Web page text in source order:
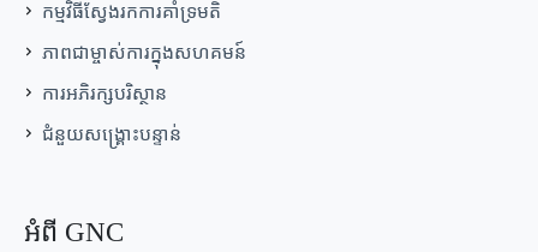
កម្មវិធីស្វែងរកការគាំទ្រមតិ
ភាពជាម្ចាស់ការក្នុងសហគមន៍
ការអភិរក្សបរិស្ថាន
ជំនួយសង្គ្រោះបន្ទាន់
អំពី GNC